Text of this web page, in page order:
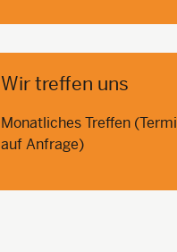
Wir treffen uns
Monatliches Treffen
auf Anfrage)